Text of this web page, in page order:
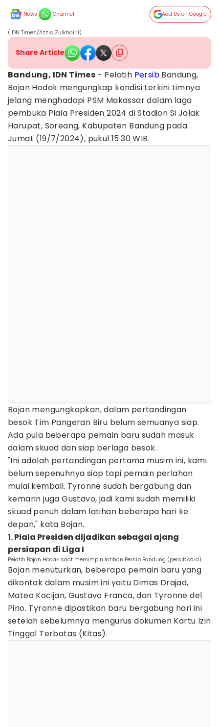
News Channel Add Us on Google
(IDN Times/Azzis Zulkhairil)
Share Article
Bandung, IDN Times - Pelatih Persib Bandung,
Bojan Hodak mengungkap kondisi terkini timnya
jelang menghadapi PSM Makassar dalam laga
pembuka Piala Presiden 2024 di Stadion Si Jalak
Harupat, Soreang, Kabupaten Bandung pada
Jumat (19/7/2024), pukul 15.30 WIB.
Bojan mengungkapkan, dalam pertandingan
besok Tim Pangeran Biru belum semuanya siap.
Ada pula beberapa pemain baru sudah masuk
dalam skuad dan siap berlaga besok.
"Ini adalah pertandingan pertama musim ini, kami
belum sepenuhnya siap tapi pemain perlahan
mulai kembali. Tyronne sudah bergabung dan
kemarin juga Gustavo, jadi kami sudah memiliki
skuad penuh dalam latihan beberapa hari ke
depan," kata Bojan.
1. Piala Presiden dijadikan sebagai ajang
persiapan di Liga I
Pelatih Bojan Hodak saat memimpin latihan Persib Bandung (persib.co.id)
Bojan menuturkan, beberapa pemain baru yang
dikontak dalam musim ini yaitu Dimas Drajad,
Mateo Kocijan, Gustavo Franca, dan Tyronne del
Pino. Tyronne dipastikan baru bergabung hari ini
setelah sebelumnya mengurus dokumen Kartu Izin
Tinggal Terbatas (Kitas).